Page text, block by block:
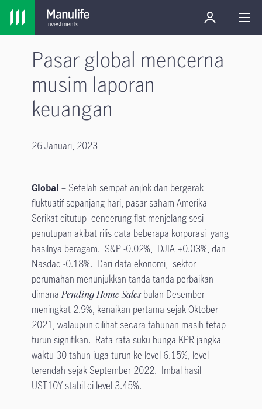
Pasar global mencerna
musim laporan
keuangan
26 Januari, 2023
Global – Setelah sempat anjlok dan bergerak
fluktuatif sepanjang hari, pasar saham Amerika
Serikat ditutup cenderung flat menjelang sesi
penutupan akibat rilis data beberapa korporasi yang
hasilnya beragam. S&P -0.02%, DJIA +0.03%, dan
Nasdaq -0.18%. Dari data ekonomi, sektor
perumahan menunjukkan tanda-tanda perbaikan
dimanaPending Home Salesbulan Desember
meningkat 2.9%, kenaikan pertama sejak Oktober
2021, walaupun dilihat secara tahunan masih tetap
turun signifikan. Rata-rata suku bunga KPR jangka
waktu 30 tahun juga turun ke level 6.15%, level
terendah sejak September 2022. Imbal hasil
UST10Y stabil di level 3.45%.